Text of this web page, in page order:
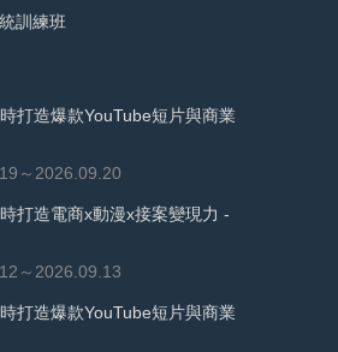
訓練班
打造爆款YouTube短片與商業
～2026.09.20
打造電商x動漫x接案變現力 -
～2026.09.13
打造爆款YouTube短片與商業